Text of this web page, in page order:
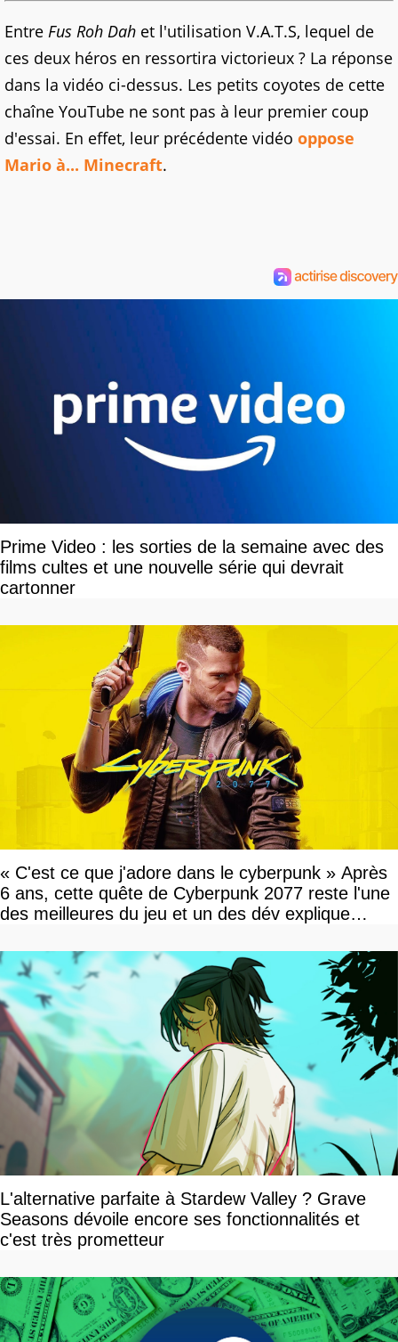
Entre Fus Roh Dah et l'utilisation V.A.T.S, lequel de
ces deux héros en ressortira victorieux ? La réponse
dans la vidéo ci-dessus. Les petits coyotes de cette
chaîne YouTube ne sont pas à leur premier coup
d'essai. En effet, leur précédente vidéo oppose
Mario à... Minecraft.
Prime Video : les sorties de la semaine avec des
films cultes et une nouvelle série qui devrait
cartonner
« C'est ce que j'adore dans le cyberpunk » Après
6 ans, cette quête de Cyberpunk 2077 reste l'une
des meilleures du jeu et un des dév explique
L'alternative parfaite à Stardew Valley ? Grave
Seasons dévoile encore ses fonctionnalités et
c'est très prometteur